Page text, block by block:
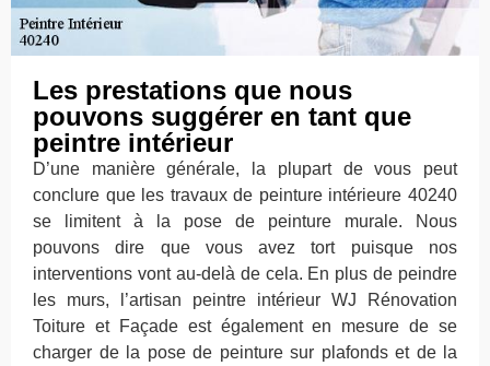
Les prestations que nous
pouvons suggérer en tant que
peintre intérieur
D’une manière générale, la plupart de vous peut
conclure que les travaux de peinture intérieure 40240
se limitent à la pose de peinture murale. Nous
pouvons dire que vous avez tort puisque nos
interventions vont au-delà de cela. En plus de peindre
les murs, l’artisan peintre intérieur WJ Rénovation
Toiture et Façade est également en mesure de se
charger de la pose de peinture sur plafonds et de la